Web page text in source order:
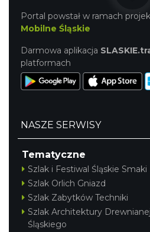
Portal powstał w ramach
Mobilne Śląskie
Darmowa aplikacja
platformach
NASZE SERWISY
Tematyczne
Szlak i Festiwal Śląskie Smaki
Szlak Orlich Gniazd
Szlak Zabytków Techniki
Szlak Architektury
Śląskiego